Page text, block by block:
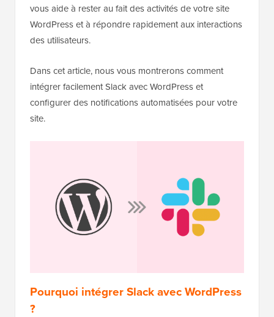
vous aide à rester au fait des activités de votre site
WordPress et à répondre rapidement aux interactions
des utilisateurs.
Dans cet article, nous vous montrerons comment
intégrer facilement Slack avec WordPress et
configurer des notifications automatisées pour votre
site.
Pourquoi intégrer Slack avec WordPress
?